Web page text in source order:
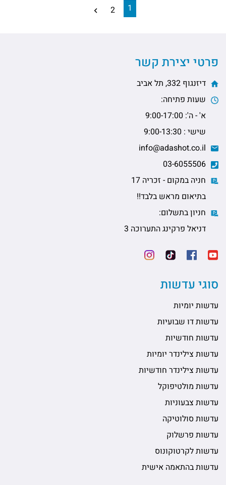
1
2
פרטי יצירת קשר
דיזנגוף 332, תל אביב
שעות פתיחה:
א' - ה': 9:00-17:00
שישי : 9:00-13:30
חניה במקום - זכריה 17
בתיאום מראש בלבד!!
חניון בתשלום:
דניאל פרקינג התערוכה 3
סוגי עדשות
עדשות יומיות
עדשות דו שבועיות
עדשות חודשיות
עדשות צילינדר יומיות
עדשות צילינדר חודשיות
עדשות מולטיפוקל
עדשות צבעוניות
עדשות סולוטיקה
עדשות פרשלוק
עדשות לקרטוקונוס
עדשות בהתאמה אישית